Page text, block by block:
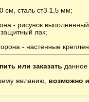
см, сталь ст3 1,5 мм;
- рисунок
лак;
- настенные
или заказать данное
желанию, возможно